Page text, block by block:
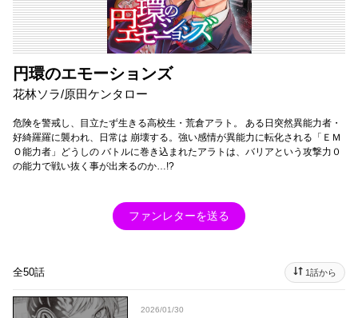
円環のエモーションズ
花林ソラ/原田ケンタロー
危険を警戒し、目立たず生きる高校生・荒倉アラト。 ある日突然異能力者・
好綺羅羅に襲われ、日常は 崩壊する。強い感情が異能力に転化される「ＥＭ
Ｏ能力者」どうしの バトルに巻き込まれたアラトは、バリアという攻撃力０
の能力で戦い抜く事が出来るのか…!?
ファンレターを送る
全50話 1話から
2026/01/30